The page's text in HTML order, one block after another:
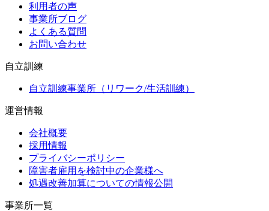
利用者の声
事業所ブログ
よくある質問
お問い合わせ
自立訓練
自立訓練事業所（リワーク/生活訓練）
運営情報
会社概要
採用情報
プライバシーポリシー
障害者雇用を検討中の企業様へ
処遇改善加算についての情報公開
事業所一覧